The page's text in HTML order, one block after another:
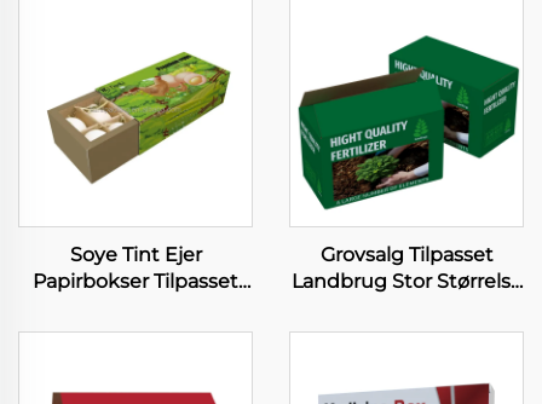
Soye Tint Ejer
Papirbokser Tilpasset
Bakke Karton Bokser
Grovsalg Tilpasset
Landbrug Stor Størrelse
Udskrivning
Landbrug Plettede